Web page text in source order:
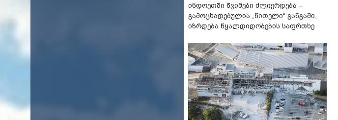
ინდოეთში წვიმები ძლიერდება –
გამოცხადებულია „წითელი“ განგაში,
იზრდება წყალდიდობების საფრთხე